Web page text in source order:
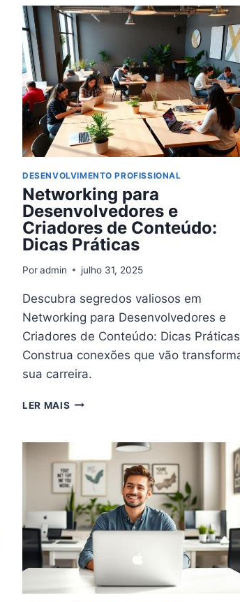
EM
UM
MERCADO
EM
CONSTANTE
MUDANÇA
DESENVOLVIMENTO PROFISSIONAL
Networking para
Desenvolvedores e
Criadores de Conteúdo:
Dicas Práticas
Poradmin julho 31, 2025
Descubra segredos valiosos em
Networking para Desenvolvedores e
Criadores de Conteúdo: Dicas
Construa conexões que vão
sua carreira.
LER MAIS NETWORKING
E
CRIADORES
DE
CONTEÚDO:
DICAS
PRÁTICAS